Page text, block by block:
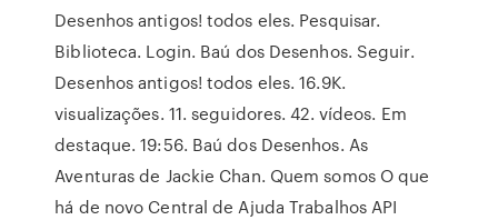
Desenhos antigos! todos eles. Pesquisar.
Biblioteca. Login. Baú dos Desenhos. Seguir.
Desenhos antigos! todos eles. 16.9K.
visualizações. 11. seguidores. 42. vídeos. Em
destaque. 19:56. Baú dos Desenhos. As
Aventuras de Jackie Chan. Quem somos O que
há de novo Central de Ajuda Trabalhos API